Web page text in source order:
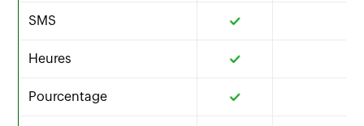
SMS
Heures
Pourcentage